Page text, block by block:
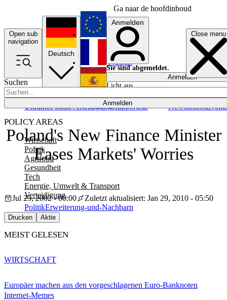
Ga naar de hoofdinhoud
Open sub
navigation
Close menu
Suchen
Anmelden
POLICY AREAS
Wirtschaft
Politik
Agrifood
Gesundheit
Tech
Energie, Umwelt & Transport
Verteidigung
UkrainePolitikVerteidigungRapporteur NewslettersEvents
Deutsch
English
Français
Anmelden
Sie sind abgemeldet.
Anmelden
Licht aus
Poland's New Finance Minister
Eases Markets' Worries
Jul 25, 2002 - 00:00
Zuletzt aktualisiert: Jan 29, 2010 - 05:50
PolitikErweiterung-und-Nachbarn
Drucken Aktie
MEIST GELESEN
Europäer machen aus den vorgeschlagenen Euro-Banknoten
Internet-Memes
WIRTSCHAFT